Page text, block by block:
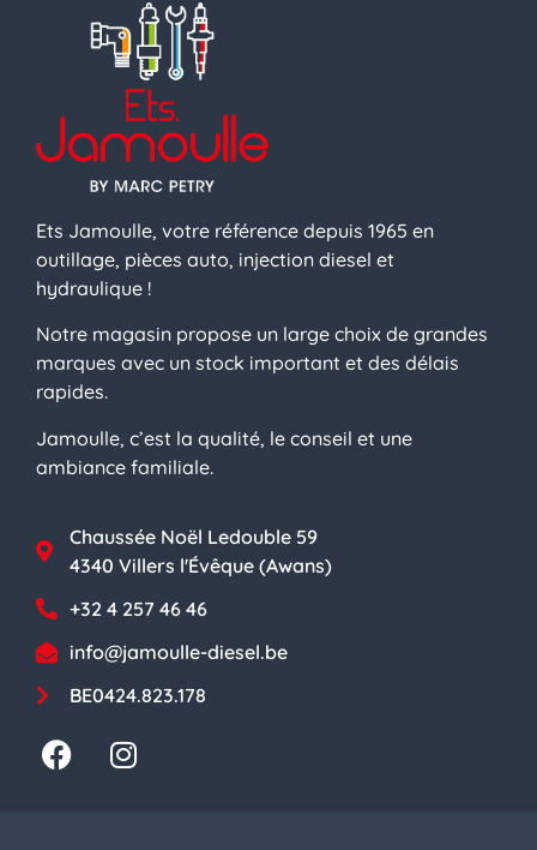
Ets Jamoulle, votre référence depuis 1965 en
outillage, pièces auto, injection diesel et
hydraulique !
Notre magasin propose un large choix de grandes
marques avec un stock important et des délais
rapides.
Jamoulle, c’est la qualité, le conseil et une
ambiance familiale.
Chaussée Noël Ledouble 59
4340 Villers l'Évêque (Awans)
+32 4 257 46 46
info@jamoulle-diesel.be
BE0424.823.178